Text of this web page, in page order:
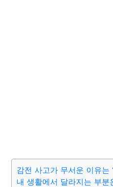
감전 사고가 무서운 이유는
내 생활에서 달라지는 부분